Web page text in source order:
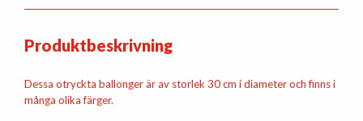
Produktbeskrivning
Dessa otryckta ballonger är av storlek 30 cm i diameter och finns i
många olika färger.